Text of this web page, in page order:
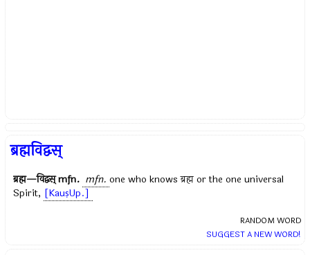
ब्रह्मविद्वस्
ब्रह्म—विद्वस्mfn. mfn. one who knowsब्रह्मor the one universal
Spirit, [KauṣUp.]
RANDOM WORD
SUGGEST A NEW WORD!